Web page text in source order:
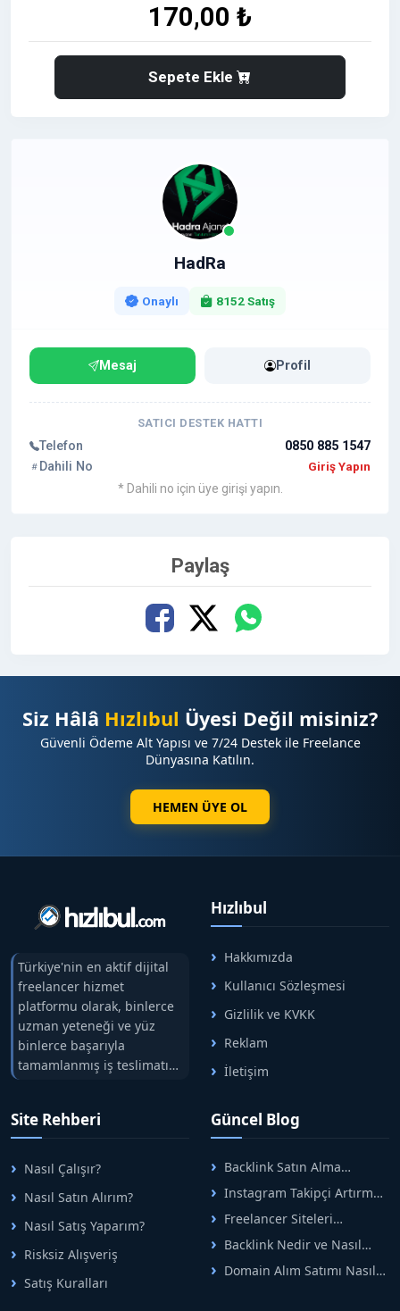
170,00 ₺
Sepete Ekle
HadRa
Onaylı 8152 Satış
Mesaj Profil
SATICI DESTEK HATTI
Telefon
0850 885 1547
Dahili No
Giriş Yapın
* Dahili no için üye girişi yapın.
Paylaş
Siz Hâlâ Hızlıbul Üyesi Değil misiniz?
Güvenli Ödeme Alt Yapısı ve 7/24 Destek ile Freelance
Dünyasına Katılın.
HEMEN ÜYE OL
Türkiye'nin en aktif dijital
freelancer hizmet
platformu olarak, binlerce
uzman yeteneği ve yüz
binlerce başarıyla
tamamlanmış iş teslimatını
tek çatıda buluşturuyoruz.
arasındaki süreci risksiz
alışveriş sistemi ile koruyan
ticaretin güvenli
adreslerinden birisidir.
Hızlıbul
Hakkımızda
Kullanıcı Sözleşmesi
Gizlilik ve KVKK
Reklam
İletişim
Site Rehberi
Nasıl Çalışır?
Nasıl Satın Alırım?
Nasıl Satış Yaparım?
Risksiz Alışveriş
Satış Kuralları
Güncel Blog
Backlink Satın Alma
Rehberi: Güvenli SEO İçin
Doğru Adımlar
Instagram Takipçi Artırma
Yöntemleri: Organik Büyüme
Rehberi
Freelancer Siteleri
Arasında Doğru Seçim Nasıl
Yapılır
Backlink Nedir ve Nasıl
Alınır? Etkili Yöntemler
Domain Alım Satımı Nasıl